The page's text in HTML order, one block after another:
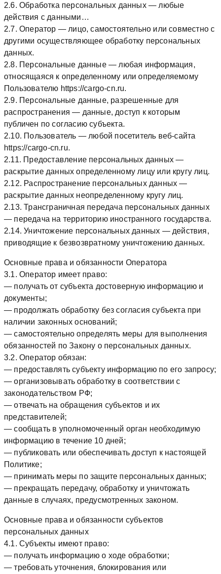
2.6. Обработка персональных данных — любые
действия с данными…
2.7. Оператор — лицо, самостоятельно или совместно с
другими осуществляющее обработку персональных
данных.
2.8. Персональные данные — любая информация,
относящаяся к определенному или определяемому
Пользователю https://cargo-cn.ru.
2.9. Персональные данные, разрешенные для
распространения — данные, доступ к которым
публичен по согласию субъекта.
2.10. Пользователь — любой посетитель веб-сайта
https://cargo-cn.ru.
2.11. Предоставление персональных данных —
раскрытие данных определенному лицу или кругу лиц.
2.12. Распространение персональных данных —
раскрытие данных неопределенному кругу лиц.
2.13. Трансграничная передача персональных данных
— передача на территорию иностранного государства.
2.14. Уничтожение персональных данных — действия,
приводящие к безвозвратному уничтожению данных.
Основные права и обязанности Оператора
3.1. Оператор имеет право:
— получать от субъекта достоверную информацию и
документы;
— продолжать обработку без согласия субъекта при
наличии законных оснований;
— самостоятельно определять меры для выполнения
обязанностей по Закону о персональных данных.
3.2. Оператор обязан:
— предоставлять субъекту информацию по его запросу;
— организовывать обработку в соответствии с
законодательством РФ;
— отвечать на обращения субъектов и их
представителей;
— сообщать в уполномоченный орган необходимую
информацию в течение 10 дней;
— публиковать или обеспечивать доступ к настоящей
Политике;
— принимать меры по защите персональных данных;
— прекращать передачу, обработку и уничтожать
данные в случаях, предусмотренных законом.
Основные права и обязанности субъектов
персональных данных
4.1. Субъекты имеют право:
— получать информацию о ходе обработки;
— требовать уточнения, блокирования или